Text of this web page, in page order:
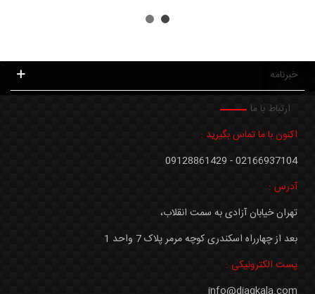
خبرنامه
ارتباط با ما
اکنون با ما تماس بگیرید :
02166937104 - 09128861429
آدرس :
تهران خیابان آزادی به سمت انقلاب،
بعد از چهارراه اسکندری کوچه مرمر پلاک 7 واحد 1
پست الکترونیکی :